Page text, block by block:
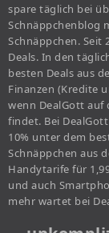
spare täglich bei
Schnäppchenblog
Schnäppchen. Seit
Deals. In den
besten Deals aus
Finanzen (Kredite
wenn DealGott auf
findet. Bei
10% unter dem
Schnäppchen aus
Handytarife für
und auch
mehr wartet bei